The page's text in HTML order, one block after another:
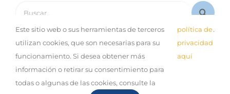
Buscar:
© Copyright 2019 Expand |Aviso de Privacidad
por:Sinestesia
Este sitio web o sus herramientas de terceros
utilizan cookies, que son necesarias para su
funcionamiento. Si desea obtener más
información o retirar su consentimiento para
todas o algunas de las cookies, consulte la
política de
privacidad
aquí
.